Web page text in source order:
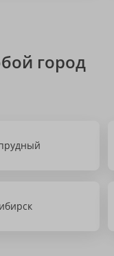
город